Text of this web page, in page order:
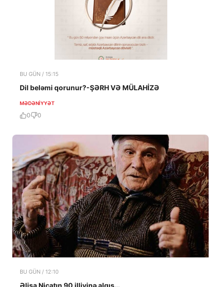
BU GÜN / 15:15
Dil beləmi qorunur?-ŞƏRH VƏ MÜLAHİZƏ
MƏDƏNIYYƏT
0 0
BU GÜN / 12:10
Əlisa Nicatın 90 illiyinə alqış…